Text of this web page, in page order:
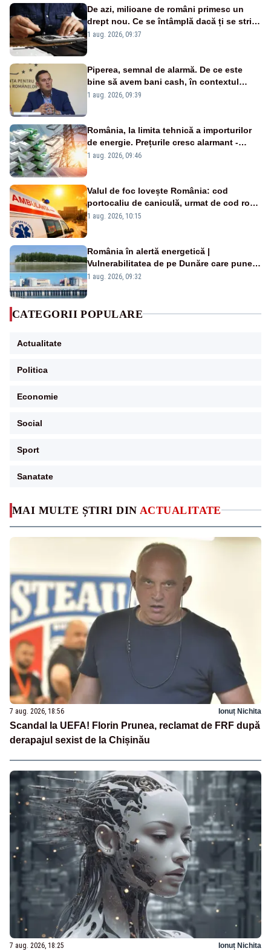
MAI MULTE ȘTIRI DIN ACTUALITATE
7 aug. 2026, 18:56 Ionuț Nichita
Scandal la UEFA! Florin Prunea, reclamat de FRF după
derapajul sexist de la Chișinău
7 aug. 2026, 18:25 Ionuț Nichita
De azi, milioane de români primesc un
drept nou. Ce se întâmplă dacă ți se strică
un produs
1 aug. 2026, 09:37
Piperea, semnal de alarmă. De ce este
bine să avem bani cash, în contextul
alertei energetice?
1 aug. 2026, 09:39
România, la limita tehnică a importurilor
de energie. Prețurile cresc alarmant -
Analiză Realitatea Plus
1 aug. 2026, 09:46
Valul de foc lovește România: cod
portocaliu de caniculă, urmat de cod roșu
duminică. Temperaturile urcă spre 40°C
1 aug. 2026, 10:15
România în alertă energetică |
Vulnerabilitatea de pe Dunăre care pune
în pericol Centrala Cernavodă era
1 aug. 2026, 09:32
CATEGORII POPULARE
Actualitate
Politica
Economie
Social
Sport
Sanatate